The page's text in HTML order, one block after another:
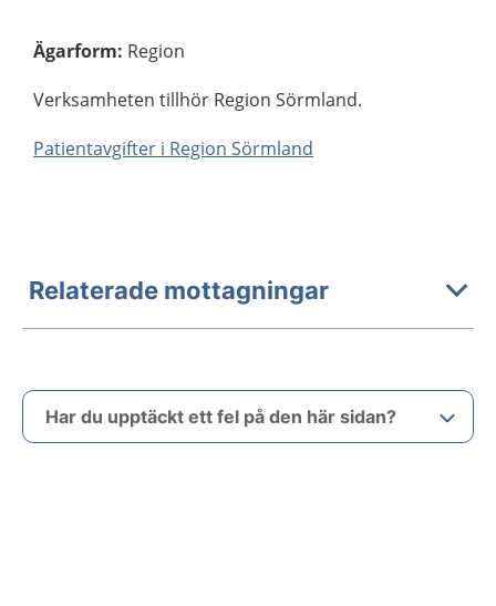
Ägarform: Region
Verksamheten tillhör Region Sörmland.
Patientavgifter i Region Sörmland
Relaterade mottagningar
Har du upptäckt ett fel på den här sidan?